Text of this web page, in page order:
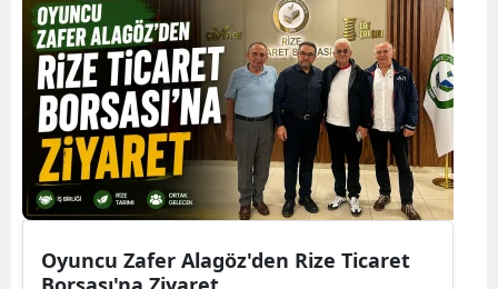
Oyuncu Zafer Alagöz'den Rize Ticaret